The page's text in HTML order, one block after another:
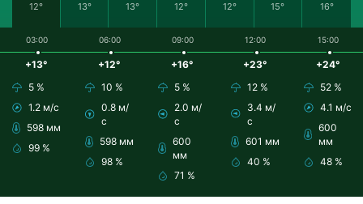
12° 13° 13° 12° 12° 15° 16°
03:00
+13°
5 %
1.2 м/с
598 мм
99 %
06:00
+12°
10 %
0.8 м/
с
598 мм
98 %
09:00
+16°
5 %
2.0 м/
с
600
мм
71 %
12:00
+23°
12 %
3.4 м/
с
601 мм
40 %
15:00
+24°
52 %
4.1 м/с
600
мм
48 %